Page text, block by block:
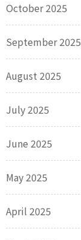
October 2025
September 2025
August 2025
July 2025
June 2025
May 2025
April 2025